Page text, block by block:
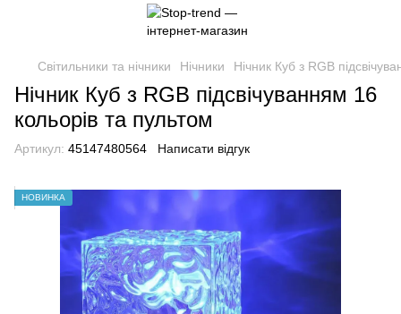
Світильники та нічники Нічники Нічник Куб з RGB
Нічник Куб з RGB підсвічуванням 16
кольорів та пультом
Артикул: 45147480564 Написати відгук
НОВИНКА